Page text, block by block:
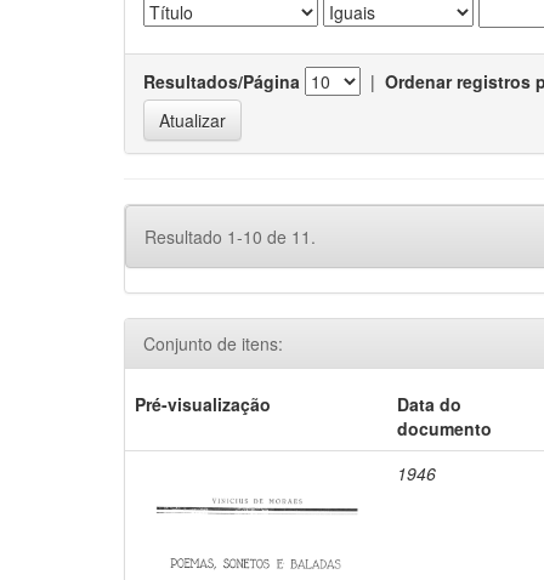
Resultados/Página | Ordenar registros
Resultado 1-10 de 11.
Conjunto de itens:
Pré-visualização
Data do
documento
1946